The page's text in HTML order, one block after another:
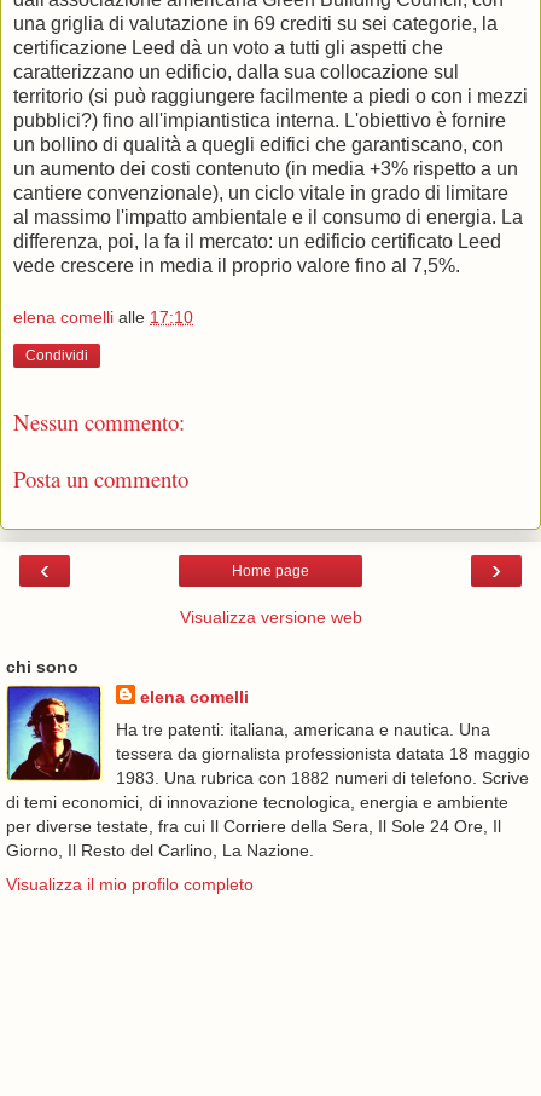
una griglia di valutazione in 69 crediti su sei categorie, la
certificazione Leed dà un voto a tutti gli aspetti che
caratterizzano un edificio, dalla sua collocazione sul
territorio (si può raggiungere facilmente a piedi o con i mezzi
pubblici?) fino all'impiantistica interna. L'obiettivo è fornire
un bollino di qualità a quegli edifici che garantiscano, con
un aumento dei costi contenuto (in media +3% rispetto a un
cantiere convenzionale), un ciclo vitale in grado di limitare
al massimo l'impatto ambientale e il consumo di energia. La
differenza, poi, la fa il mercato: un edificio certificato Leed
vede crescere in media il proprio valore fino al 7,5%.
elena comelli alle 17:10
Condividi
Nessun commento:
Posta un commento
‹ ›
Home page
Visualizza versione web
chi sono
elena comelli
Ha tre patenti: italiana, americana e nautica. Una
tessera da giornalista professionista datata 18 maggio
1983. Una rubrica con 1882 numeri di telefono. Scrive
di temi economici, di innovazione tecnologica, energia e ambiente
per diverse testate, fra cui Il Corriere della Sera, Il Sole 24 Ore, Il
Giorno, Il Resto del Carlino, La Nazione.
Visualizza il mio profilo completo